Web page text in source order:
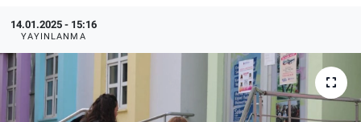
14.01.2025 - 15:16
YAYINLANMA